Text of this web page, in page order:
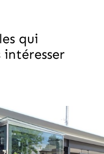
qui